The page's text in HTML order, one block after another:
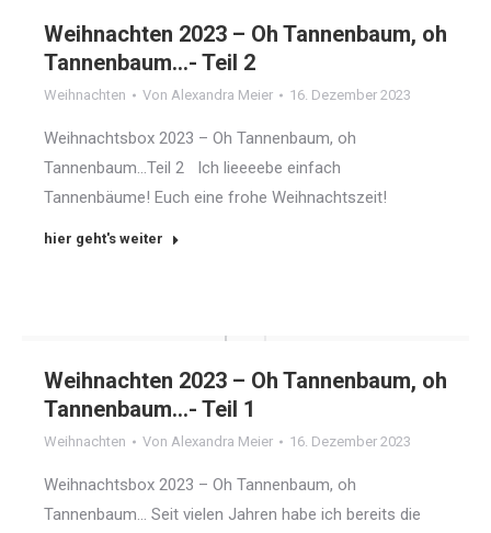
Weihnachten 2023 – Oh Tannenbaum, oh
Tannenbaum…- Teil 2
Weihnachten Von Alexandra Meier 16. Dezember 2023
Weihnachtsbox 2023 – Oh Tannenbaum, oh
Tannenbaum…Teil 2 Ich lieeeebe einfach
Tannenbäume! Euch eine frohe Weihnachtszeit!
hier geht's weiter
Weihnachten 2023 – Oh Tannenbaum, oh
Tannenbaum…- Teil 1
Weihnachten Von Alexandra Meier 16. Dezember 2023
Weihnachtsbox 2023 – Oh Tannenbaum, oh
Tannenbaum… Seit vielen Jahren habe ich bereits die